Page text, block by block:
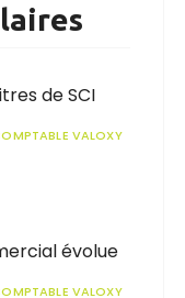
de SCI
VALOXY
évolue
VALOXY